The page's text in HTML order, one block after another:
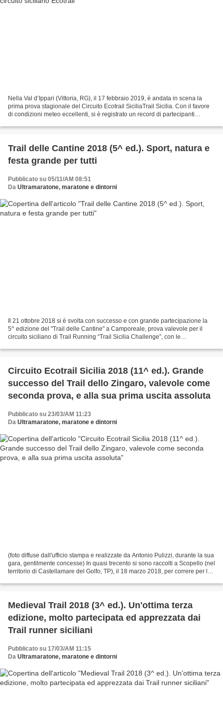
Nella Val d’Ippari (Vittoria, RG), il 17 febbraio 2019, è andata in scena la
prima prova stagionale del Circuito Ecotrail SiciliaTrail Sicilia. Con il favore
di condizioni meteo eccellenti, si è registrato un record di partecipanti
Trail delle Cantine 2018 (5^ ed.). Sport, natura e
festa grande per tutti
Pubblicato su 05/11/AM 08:51
Da Ultramaratone, maratone e dintorni
Il 21 ottobre 2018 si è svolta con successo e con grande partecipazione la
5^ edizione del "Trail delle Cantine" a Camporeale, prova valevole per il
circuito siciliano di Trail Running “Trail Sicilia Challenge”, con le
Circuito Ecotrail Sicilia 2018 (11^ ed.). Grande
successo del Trail dello Zingaro, valevole come
seconda prova, e alla sua prima uscita assoluta
Pubblicato su 23/03/AM 11:23
Da Ultramaratone, maratone e dintorni
(foto diffuse dall'ufficio stampa e realizzate da Antonio Pulizzi, durante la sua
gara, gentilmente concesse) In quasi trecento si sono raccolti a Scopello (nel
territorio di Castellamare del Golfo, TP), il 18 marzo 2018, per correre per la
Medieval Trail 2018 (3^ ed.). Un'ottima terza
edizione, molto partecipata ed apprezzata dai
Trail runner siciliani
Pubblicato su 17/03/AM 11:15
Da Ultramaratone, maratone e dintorni